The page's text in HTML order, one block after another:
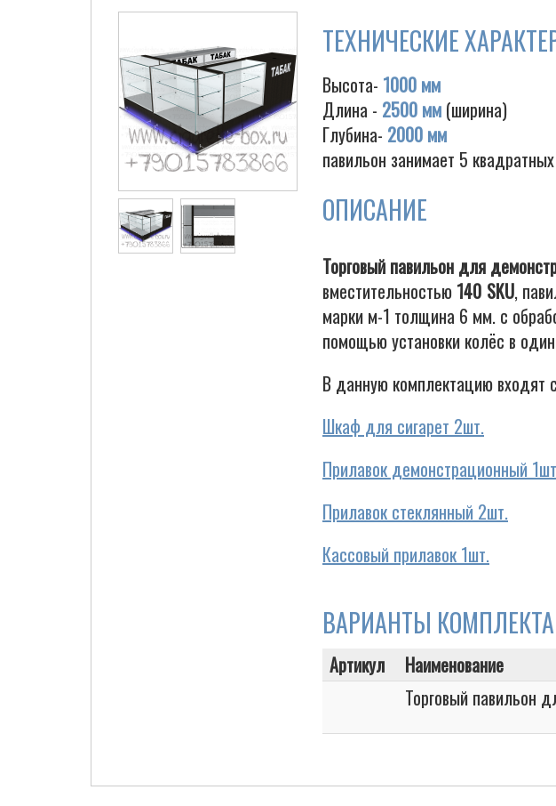
ТЕХНИЧЕСКИЕ
Высота- 1000 мм
Длина - 2500 мм (ширина)
Глубина- 2000 мм
павильон занимает 5
ОПИСАНИЕ
Торговый павильон для
вместительностью 140 SKU,
марки м-1 толщина 6 мм. с
помощью установки колёс в
В данную комплектацию
Шкаф для сигарет 2шт.
Прилавок демонстрационный
Прилавок стеклянный 2шт.
Кассовый прилавок 1шт.
ВАРИАНТЫ
Артикул Наименование
Торговый павильон